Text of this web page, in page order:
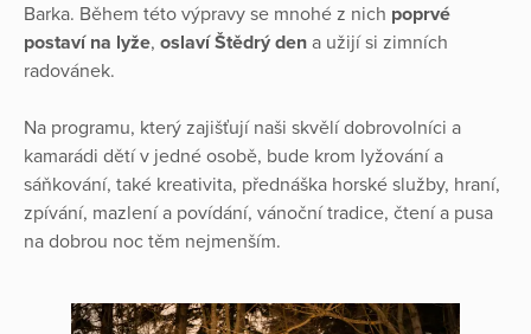
Barka. Během této výpravy se mnohé z nich poprvé
postaví na lyže, oslaví Štědrý den a užijí si zimních
radovánek.
Na programu, který zajišťují naši skvělí dobrovolníci a
kamarádi dětí v jedné osobě, bude krom lyžování a
sáňkování, také kreativita, přednáška horské služby, hraní,
zpívání, mazlení a povídání, vánoční tradice, čtení a pusa
na dobrou noc těm nejmenším.